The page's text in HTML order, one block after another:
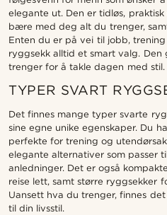
elegante ut. Den er tidløs,
bære med deg alt du trenger,
Enten du er på vei til jobb,
ryggsekk alltid et smart valg.
trenger for å takle dagen med stil.
TYPER SVART
Det finnes mange typer svarte
sine egne unike egenskaper. Du
perfekte for trening og
elegante alternativer som passer
anledninger. Det er også
reise lett, samt større ryggsekker
Uansett hva du trenger, finnes
til din livsstil.